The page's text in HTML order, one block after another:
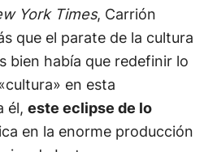
York Times, Carrión
que el parate de la cultura
bien había que redefinir lo
en esta
él, este eclipse de lo
en la enorme producción